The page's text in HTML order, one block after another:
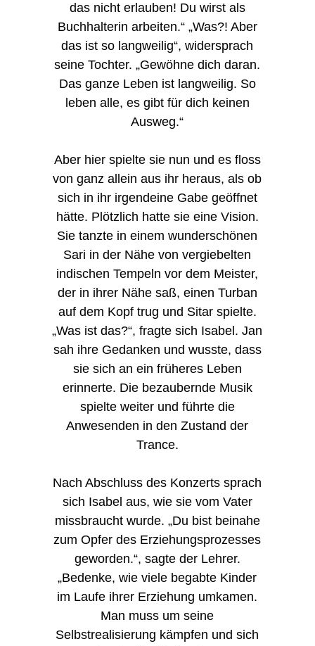
das nicht erlauben! Du wirst als
Buchhalterin arbeiten.“ „Was?! Aber
das ist so langweilig“, widersprach
seine Tochter. „Gewöhne dich daran.
Das ganze Leben ist langweilig. So
leben alle, es gibt für dich keinen
Ausweg.“
Aber hier spielte sie nun und es floss
von ganz allein aus ihr heraus, als ob
sich in ihr irgendeine Gabe geöffnet
hätte. Plötzlich hatte sie eine Vision.
Sie tanzte in einem wunderschönen
Sari in der Nähe von vergiebelten
indischen Tempeln vor dem Meister,
der in ihrer Nähe saß, einen Turban
auf dem Kopf trug und Sitar spielte.
„Was ist das?“, fragte sich Isabel. Jan
sah ihre Gedanken und wusste, dass
sie sich an ein früheres Leben
erinnerte. Die bezaubernde Musik
spielte weiter und führte die
Anwesenden in den Zustand der
Trance.
Nach Abschluss des Konzerts sprach
sich Isabel aus, wie sie vom Vater
missbraucht wurde. „Du bist beinahe
zum Opfer des Erziehungsprozesses
geworden.“, sagte der Lehrer.
„Bedenke, wie viele begabte Kinder
im Laufe ihrer Erziehung umkamen.
Man muss um seine
Selbstrealisierung kämpfen und sich